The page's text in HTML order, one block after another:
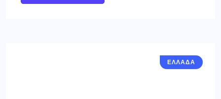
ΕΛΛΑΔΑ